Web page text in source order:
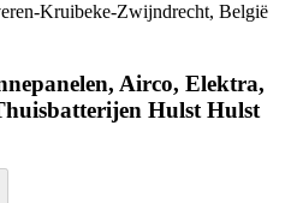
Kruibeke-Zwijndrecht, België
Airco, Elektra,
Hulst Hulst